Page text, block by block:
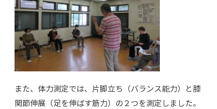
また、体力測定では、片脚立ち（バランス能力）と膝
関節伸展（足を伸ばす筋力）の２つを測定しました。